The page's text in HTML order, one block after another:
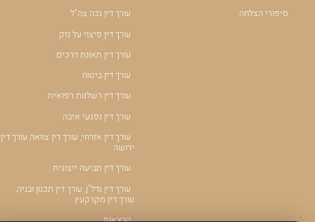
סיפורי הצלחה
עורך דין נכה צה"ל
עורך דין פיצוי על נזק
עורך דין תאונת דרכים
עורך דין ביטוח
עורך דין רשלנות רפואית
עורך דין נפגעי איבה
עורך דין אזרחי, עורך דין צוואה עורך דין
ירושה
עורך דין תביעה ייצוגית
עורך דין נדל"ן, עורך דין תכנון ובניה,
עורך דין מקרקעין